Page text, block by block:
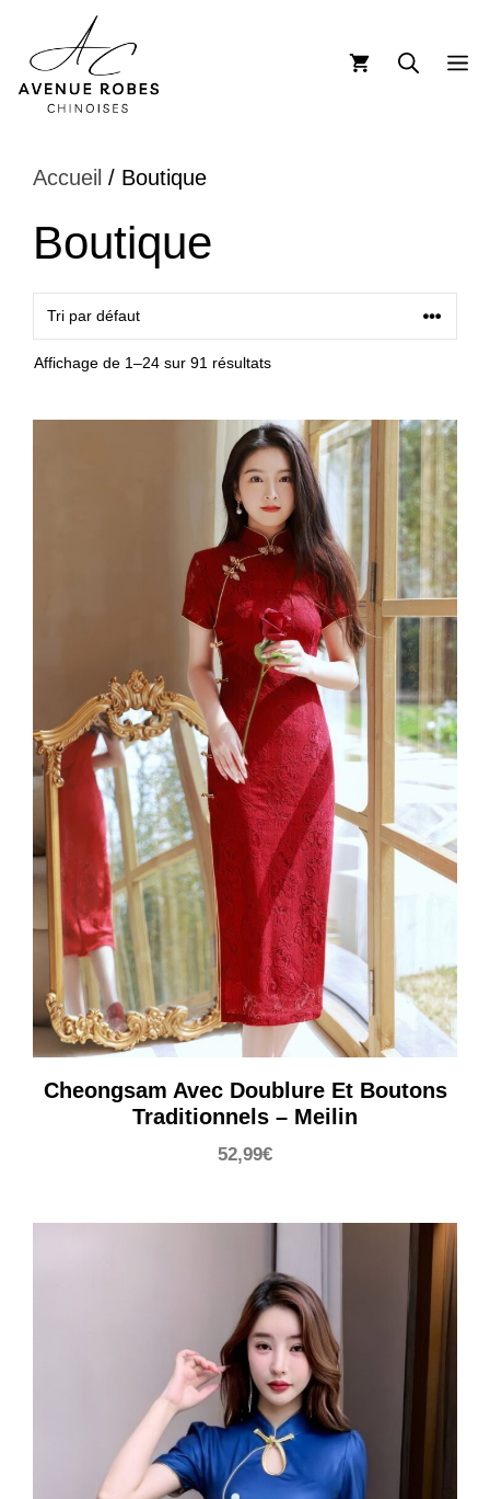
contenu
Accueil / Boutique
Boutique
Affichage de 1–24 sur 91 résultats
Cheongsam Avec Doublure Et Boutons
Traditionnels – Meilin
52,99€